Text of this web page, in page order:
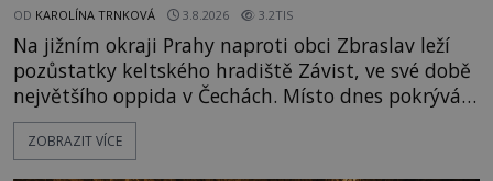
OD KAROLÍNA TRNKOVÁ 3.8.2026 3.2TIS
Na jižním okraji Prahy naproti obci Zbraslav leží
pozůstatky keltského hradiště Závist, ve své době
největšího oppida v Čechách. Místo dnes pokrývá
les, zbytky po kdysi monumentálním hradišti jsou
ale v terénu patrné stále. Co dalšího tu po Keltech
ZOBRAZIT VÍCE